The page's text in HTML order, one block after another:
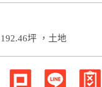
坪 ，土地